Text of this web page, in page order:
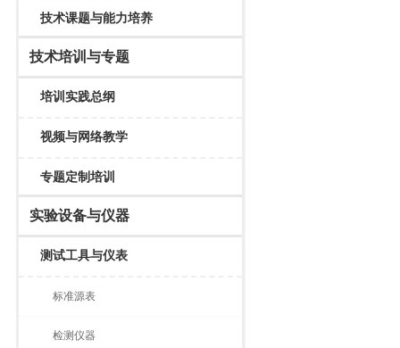
技术课题与能力培养
技术培训与专题
培训实践总纲
视频与网络教学
专题定制培训
实验设备与仪器
测试工具与仪表
标准源表
检测仪器